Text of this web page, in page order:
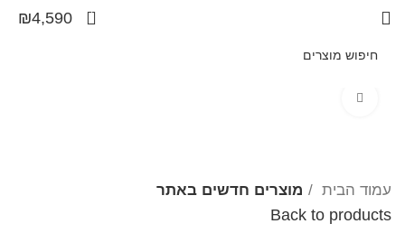
1
₪4,590
עמוד הבית מוצרים חדשים באתר
Back to products